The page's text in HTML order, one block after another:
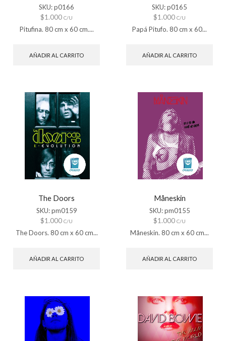
SKU:p0166
$1.000 C/U
Pitufina. 80 cm x 60 cm....
AÑADIR AL CARRITO
SKU:p0165
$1.000 C/U
Papá Pitufo. 80 cm x 60...
AÑADIR AL CARRITO
The Doors
SKU:pm0159
$1.000 C/U
The Doors. 80 cm x 60 cm...
AÑADIR AL CARRITO
Måneskin
SKU:pm0155
$1.000 C/U
Måneskin. 80 cm x 60 cm...
AÑADIR AL CARRITO